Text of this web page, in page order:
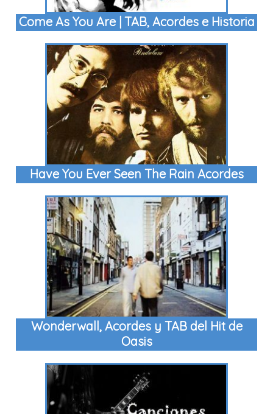
Come As You Are | TAB, Acordes e Historia
Have You Ever Seen The Rain Acordes
Wonderwall, Acordes y TAB del Hit de
Oasis